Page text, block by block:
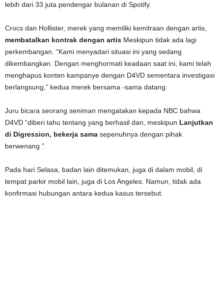
lebih dari 33 juta pendengar bulanan di Spotify.
Crocs dan Hollister, merek yang memiliki kemitraan dengan artis,
membatalkan kontrak dengan artis Meskipun tidak ada lagi
perkembangan. “Kami menyadari situasi ini yang sedang
dikembangkan. Dengan menghormati keadaan saat ini, kami telah
menghapus konten kampanye dengan D4VD sementara investigasi
berlangsung,” kedua merek bersama -sama datang.
Juru bicara seorang seniman mengatakan kepada NBC bahwa
D4VD “diberi tahu tentang yang berhasil dan, meskipun Lanjutkan
di Digression, bekerja sama sepenuhnya dengan pihak
berwenang ”.
Pada hari Selasa, badan lain ditemukan, juga di dalam mobil, di
tempat parkir mobil lain, juga di Los Angeles. Namun, tidak ada
konfirmasi hubungan antara kedua kasus tersebut.